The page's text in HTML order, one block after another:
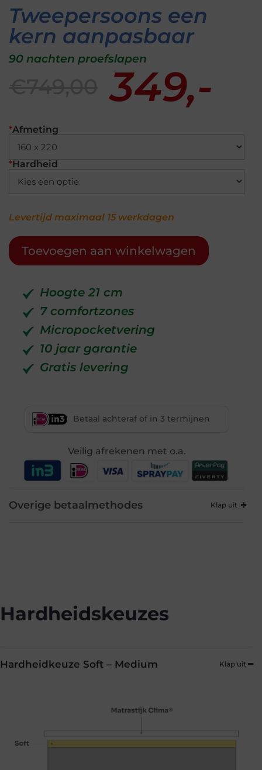
Tweepersoons een
kern aanpasbaar
90 nachten proefslapen
349,-
*Afmeting
*Hardheid
Levertijd maximaal 15 werkdagen
Toevoegen aan winkelwagen
Hoogte 21 cm
7 comfortzones
Micropocketvering
10 jaar garantie
Gratis levering
Betaal achteraf of in 3 termijnen
Veilig afrekenen met o.a.
Overige betaalmethodes
Hardheidskeuzes
Hardheidkeuze Soft – Medium